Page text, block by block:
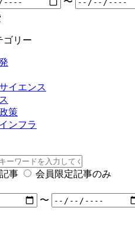
ゴリー
イエンス
策
ンフラ
事
会員限定記事のみ
〜